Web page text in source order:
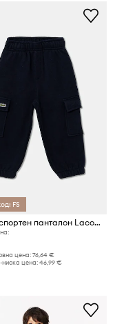
FS
Детски спортен панталон Lacoste
цена:76,64 €
ниска цена:46,99 €